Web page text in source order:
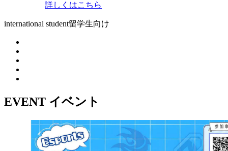
詳しくはこちら
international student留学生向け
EVENT イベント